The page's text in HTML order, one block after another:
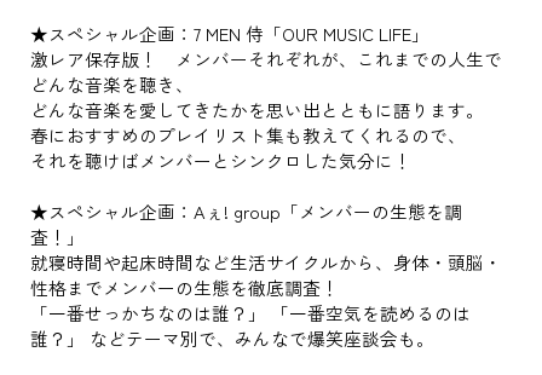
★スペシャル企画：7 MEN 侍「OUR MUSIC LIFE」
激レア保存版！ メンバーそれぞれが、これまでの人生で
どんな音楽を聴き、
どんな音楽を愛してきたかを思い出とともに語ります。
春におすすめのプレイリスト集も教えてくれるので、
それを聴けばメンバーとシンクロした気分に！
★スペシャル企画：Aぇ! group「メンバーの生態を調
査！」
就寝時間や起床時間など生活サイクルから、身体・頭脳・
性格までメンバーの生態を徹底調査！
「一番せっかちなのは誰？」 「一番空気を読めるのは
誰？」 などテーマ別で、みんなで爆笑座談会も。